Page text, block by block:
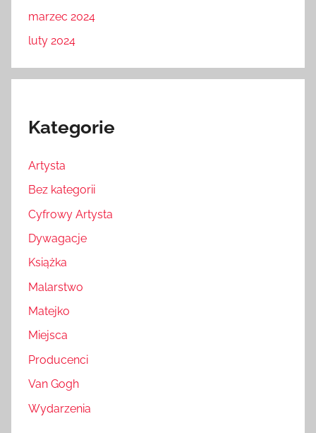
marzec 2024
luty 2024
Kategorie
Artysta
Bez kategorii
Cyfrowy Artysta
Dywagacje
Książka
Malarstwo
Matejko
Miejsca
Producenci
Van Gogh
Wydarzenia